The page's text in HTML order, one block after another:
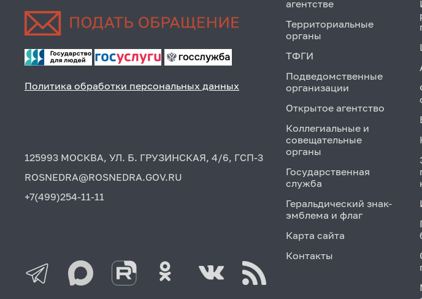
Политика обработки персональных данных
125993 МОСКВА, УЛ. Б. ГРУЗИНСКАЯ, 4/6, ГСП-3
ROSNEDRA@ROSNEDRA.GOV.RU
+7(499)254-11-11
агентстве
Территориальные
органы
ТФГИ
Подведомственные
организации
Открытое агентство
Коллегиальные и
совещательные
органы
Государственная
служба
Геральдический знак-
эмблема и флаг
Карта сайта
Контакты